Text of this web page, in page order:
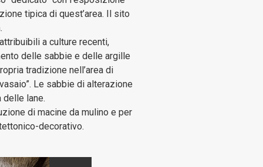
tipica di quest’area. Il sito
a culture recenti,
delle sabbie e delle argille
tradizione nell’area di
Le sabbie di alterazione
lane.
di macine da mulino e per
decorativo.